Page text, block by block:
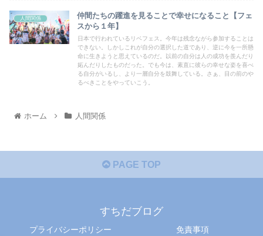
人間関係
仲間たちの躍進を見ることで幸せになること【フェ
スから１年】
日本で行われているリベフェス。今年は残念ながら参加することは
できない。しかしこれが自分の選択した道であり、逆に今を一所懸
命に生きようと思えているのだ。以前の自分は人の成功を羨んだり
妬んだりしたものだった。でも今は、素直に彼らの幸せな姿を喜べ
る自分がいるし、より一層自分を鼓舞している。さぁ、目の前のや
るべきことをやっていこう。
ホーム 人間関係
PAGE TOP
すちだブログ
プライバシーポリシー 免責事項